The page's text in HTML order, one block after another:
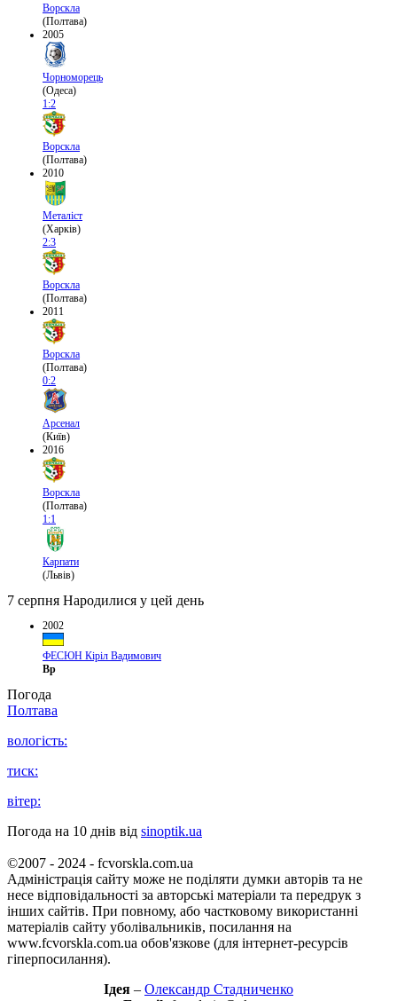
Ворскла
(Полтава)
2005
Чорноморець
(Одеса)
1:2
Ворскла
(Полтава)
2010
Металіст
(Харків)
2:3
Ворскла
(Полтава)
2011
Ворскла
(Полтава)
0:2
Арсенал
(Київ)
2016
Ворскла
(Полтава)
1:1
Карпати
(Львів)
7 серпня Народилися у цей день
2002
ФЕСЮН Кіріл Вадимович
Вр
Погода
Полтава
вологість:
тиск:
вітер:
Погода на 10 днів від sinoptik.ua
©2007 - 2024 - fcvorskla.com.ua
Адміністрація сайту може не поділяти думки авторів та не
несе відповідальності за авторські матеріали та передрук з
інших сайтів. При повному, або частковому використанні
матеріалів сайту уболівальників, посилання на
www.fcvorskla.com.ua обов'язкове (для інтернет-ресурсів
гіперпосилання).
Ідея – Олександр Стадниченко